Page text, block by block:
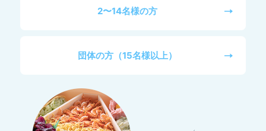
2〜14名様の方
団体の方（15名様以上）